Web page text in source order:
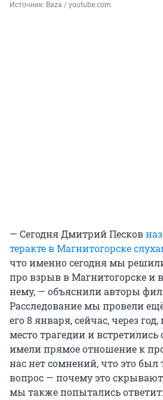
Источник: Baza / youtube.com
— Сегодня Дмитрий Песков
теракте в Магнитогорске
что именно сегодня мы
про взрыв в Магнитогорске и
нему, — объяснили авторы
Расследование мы провели
его 8 января, сейчас, через
место трагедии и
имели прямое отношение к
нас нет сомнений, что это был
вопрос — почему это
мы также попытались